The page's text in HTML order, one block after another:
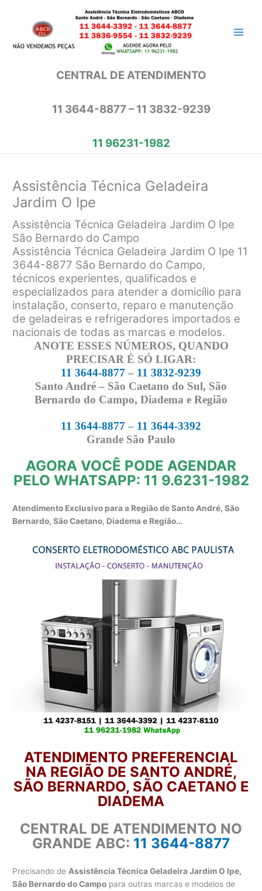
conteúdo
CENTRAL DE ATENDIMENTO
11 3644-8877 – 11 3832-9239
11 96231-1982
Assistência Técnica Geladeira
Jardim O Ipe
Assistência Técnica Geladeira Jardim O Ipe
São Bernardo do Campo
Assistência Técnica Geladeira Jardim O Ipe 11
3644-8877 São Bernardo do Campo,
técnicos experientes, qualificados e
especializados para atender a domicílio para
instalação, conserto, reparo e manutenção
de geladeiras e refrigeradores importados e
nacionais de todas as marcas e modelos.
ANOTE ESSES NÚMEROS, QUANDO
PRECISAR É SÓ LIGAR:
11 3644-8877 – 11 3832-9239
Santo André – São Caetano do Sul, São
Bernardo do Campo, Diadema e Região
11 3644-8877 – 11 3644-3392
Grande São Paulo
AGORA VOCÊ PODE AGENDAR
PELO WHATSAPP: 11 9.6231-1982
Atendimento Exclusivo para a Região de Santo André, São
Bernardo, São Caetano, Diadema e Região…
ATENDIMENTO PREFERENCIAL
NA REGIÃO DE SANTO ANDRÉ,
SÃO BERNARDO, SÃO CAETANO E
DIADEMA
CENTRAL DE ATENDIMENTO NO
GRANDE ABC: 11 3644-8877
Precisando de Assistência Técnica Geladeira Jardim O Ipe,
São Bernardo do Campo para outras marcas e modelos de